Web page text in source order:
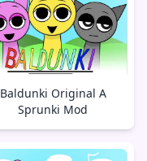
Baldunki Original A
Sprunki Mod